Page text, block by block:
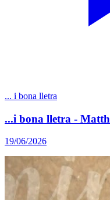
... i bona lletra
...i bona lletra -
19/06/2026